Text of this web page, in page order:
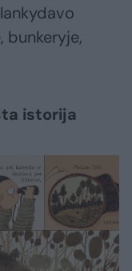
bunkeryje,
istorija